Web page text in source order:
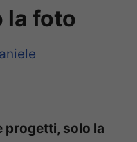
la foto
progetti, solo la